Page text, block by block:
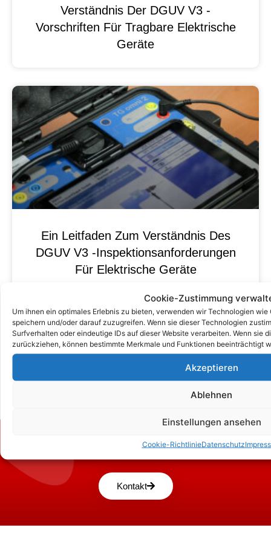
Cookie-Zustimmung
Um ihnen ein optimales Erlebnis zu bieten, verwenden wir Technologien
speichern und/oder darauf zuzugreifen. Wenn sie dieser Technologien
Surfverhalten oder eindeutige IDs auf dieser Website verarbeiten. Wenn sie
zurückziehen, können bestimmte Merkmale und Funktionen beeinträchtigt
Akzeptieren
Ablehnen
Einstellungen ansehen
Cookie-RichtlinieDatenschutz
Verständnis Der DGUV V3 -
Vorschriften Für Tragbare Elektrische
Geräte
Ein Leitfaden Zum Verständnis Des
DGUV V3 -Inspektionsanforderungen
Für Elektrische Geräte
Zum Kontaktformular
Kontakt